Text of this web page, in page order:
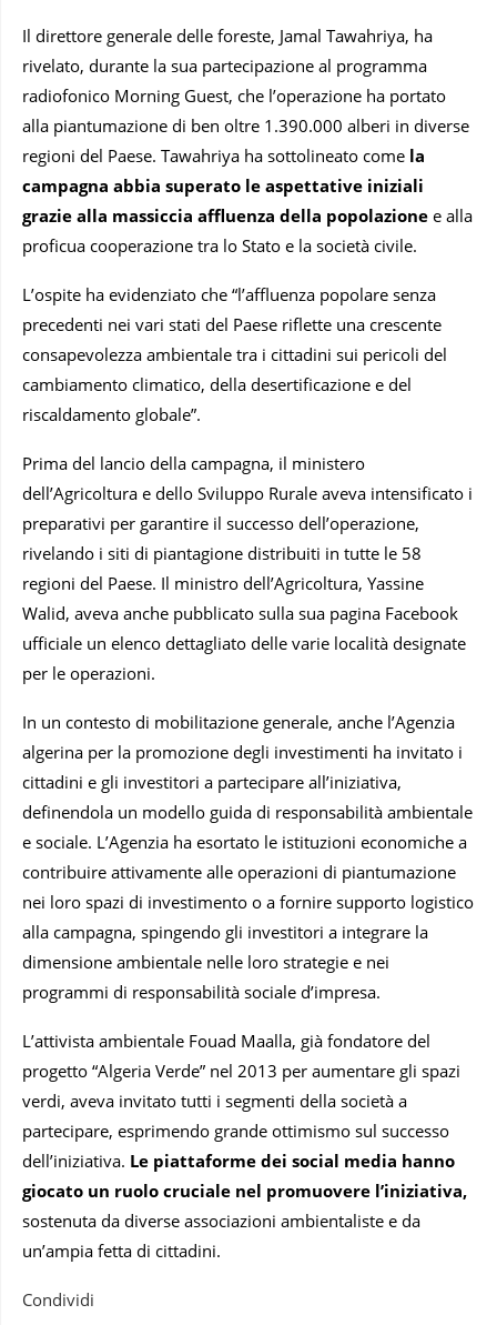
Il direttore generale delle foreste, Jamal Tawahriya, ha
rivelato, durante la sua partecipazione al programma
radiofonico Morning Guest, che l’operazione ha portato
alla piantumazione di ben oltre 1.390.000 alberi in diverse
regioni del Paese. Tawahriya ha sottolineato come la
campagna abbia superato le aspettative iniziali
grazie alla massiccia affluenza della popolazione e alla
proficua cooperazione tra lo Stato e la società civile.
L’ospite ha evidenziato che “l’affluenza popolare senza
precedenti nei vari stati del Paese riflette una crescente
consapevolezza ambientale tra i cittadini sui pericoli del
cambiamento climatico, della desertificazione e del
riscaldamento globale”.
Prima del lancio della campagna, il ministero
dell’Agricoltura e dello Sviluppo Rurale aveva intensificato i
preparativi per garantire il successo dell’operazione,
rivelando i siti di piantagione distribuiti in tutte le 58
regioni del Paese. Il ministro dell’Agricoltura, Yassine
Walid, aveva anche pubblicato sulla sua pagina Facebook
ufficiale un elenco dettagliato delle varie località designate
per le operazioni.
In un contesto di mobilitazione generale, anche l’Agenzia
algerina per la promozione degli investimenti ha invitato i
cittadini e gli investitori a partecipare all’iniziativa,
definendola un modello guida di responsabilità ambientale
e sociale. L’Agenzia ha esortato le istituzioni economiche a
contribuire attivamente alle operazioni di piantumazione
nei loro spazi di investimento o a fornire supporto logistico
alla campagna, spingendo gli investitori a integrare la
dimensione ambientale nelle loro strategie e nei
programmi di responsabilità sociale d’impresa.
L’attivista ambientale Fouad Maalla, già fondatore del
progetto “Algeria Verde” nel 2013 per aumentare gli spazi
verdi, aveva invitato tutti i segmenti della società a
partecipare, esprimendo grande ottimismo sul successo
dell’iniziativa. Le piattaforme dei social media hanno
giocato un ruolo cruciale nel promuovere l’iniziativa,
sostenuta da diverse associazioni ambientaliste e da
un’ampia fetta di cittadini.
Condividi